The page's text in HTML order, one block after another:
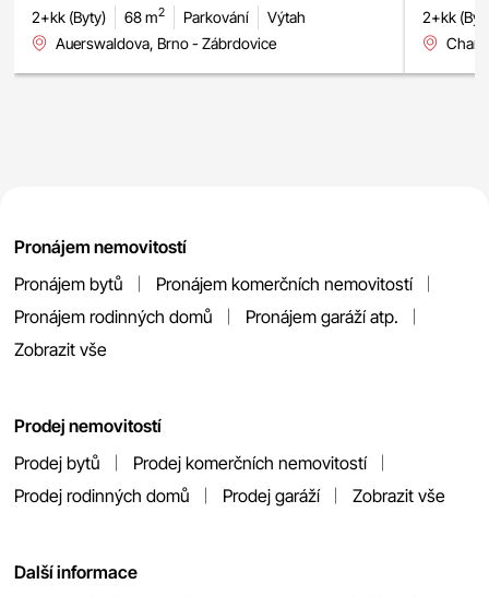
2+kk (Byty) 68 m2 Parkování
Výtah
Auerswaldova, Brno - Zábrdovice
2+kk
Pronájem nemovitostí
Pronájem bytů
Pronájem komerčních nemovitostí
Pronájem rodinných domů
Pronájem garáží atp.
Zobrazit vše
Prodej nemovitostí
Prodej bytů
Prodej komerčních nemovitostí
Prodej rodinných domů
Prodej garáží Zobrazit vše
Další informace